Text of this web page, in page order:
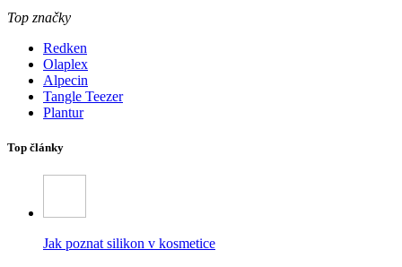
Top značky
Redken
Olaplex
Alpecin
Tangle Teezer
Plantur
Top články
Jak poznat silikon v kosmetice